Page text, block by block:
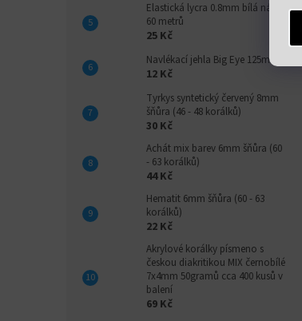
Elastická lycra 0.8mm bílá návin
60 metrů
25 Kč
Navlékací jehla Big Eye 125mm
12 Kč
Tyrkys syntetický červený 8mm
šňůra (46 - 48 korálků)
30 Kč
Achát mix barev 6mm šňůra (60
- 63 korálků)
44 Kč
Hematit 6mm šňůra (60 - 63
korálků)
22 Kč
Akrylové korálky písmeno s
českou diakritikou MIX černobílé
7x4mm 50gramů cca 400 kusů v
balení
69 Kč